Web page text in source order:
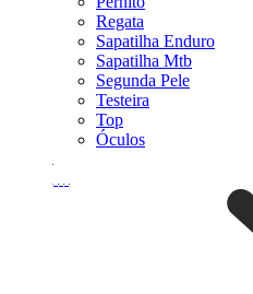
Regata
Sapatilha Enduro
Sapatilha Mtb
Segunda Pele
Testeira
Top
Óculos